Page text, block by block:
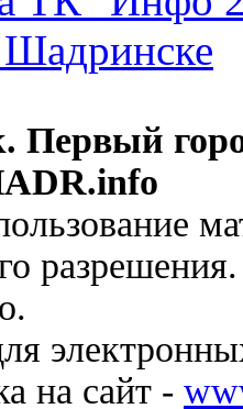
Шадринске
Первый
на сайт -